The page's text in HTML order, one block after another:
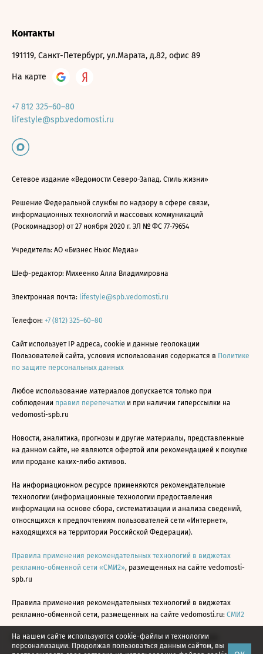
На нашем сайте используются cookie-файлы и технологии
персонализации. Продолжая пользоваться данным сайтом, вы
Контакты
191119, Санкт-Петербург, ул.Марата, д.82, офис 89
На карте
+7 812 325–60–80
lifestyle@spb.vedomosti.ru
Сетевое издание «Ведомости Северо-Запад. Стиль жизни»
Решение Федеральной службы по надзору в сфере связи,
информационных технологий и массовых коммуникаций
(Роскомнадзор) от 27 ноября 2020 г. ЭЛ № ФС 77-79654
Учредитель: АО «Бизнес Ньюс Медиа»
Шеф-редактор: Михеенко Алла Владимировна
Электронная почта: lifestyle@spb.vedomosti.ru
Телефон: +7 (812) 325–60–80
Сайт использует IP адреса, cookie и данные геолокации
Пользователей сайта, условия использования содержатся в Политике
по защите персональных данных
Любое использование материалов допускается только при
соблюдении правил перепечатки и при наличии гиперссылки на
vedomosti-spb.ru
Новости, аналитика, прогнозы и другие материалы, представленные
на данном сайте, не являются офертой или рекомендацией к покупке
или продаже каких-либо активов.
На информационном ресурсе применяются рекомендательные
технологии (информационные технологии предоставления
информации на основе сбора, систематизации и анализа сведений,
относящихся к предпочтениям пользователей сети «Интернет»,
находящихся на территории Российской Федерации).
Правила применения рекомендательных технологий в виджетах
рекламно-обменной сети «СМИ2», размещенных на сайте vedomosti-
spb.ru
Правила применения рекомендательных технологий в виджетах
рекламно-обменной сети, размещенных на сайте vedomosti.ru: СМИ2
Все права защищены © АО «Бизнес Ньюс Медиа», 2024 - 2026